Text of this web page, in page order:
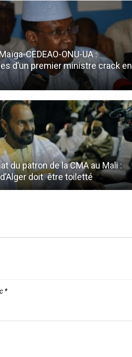
CEDEAO-ONU-UA :
d’un premier ministre crack en
du patron de la CMA au Mali :
doit être toiletté
*